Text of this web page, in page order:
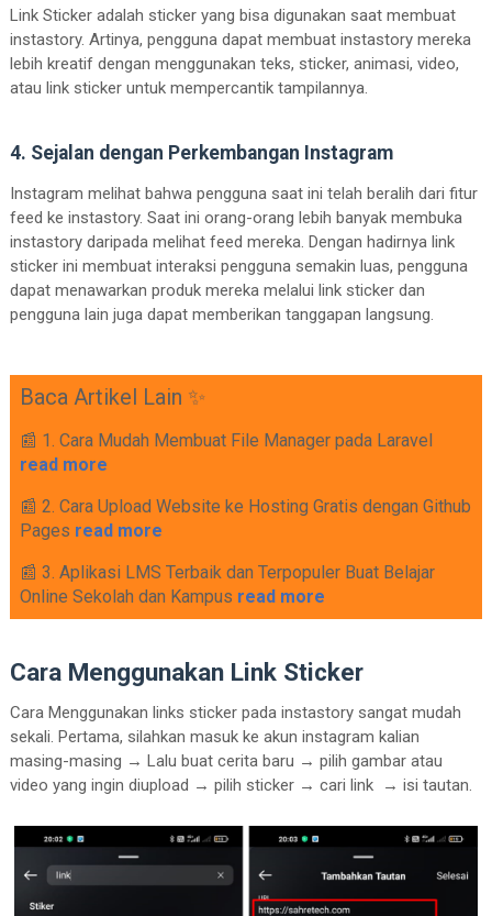
Link Sticker adalah sticker yang bisa digunakan saat membuat
instastory. Artinya, pengguna dapat membuat instastory mereka
lebih kreatif dengan menggunakan teks, sticker, animasi, video,
atau link sticker untuk mempercantik tampilannya.
4. Sejalan dengan Perkembangan Instagram
Instagram melihat bahwa pengguna saat ini telah beralih dari fitur
feed ke instastory. Saat ini orang-orang lebih banyak membuka
instastory daripada melihat feed mereka. Dengan hadirnya link
sticker ini membuat interaksi pengguna semakin luas, pengguna
dapat menawarkan produk mereka melalui link sticker dan
pengguna lain juga dapat memberikan tanggapan langsung.
Baca Artikel Lain ✨
📰 1. Cara Mudah Membuat File Manager pada Laravel
read more
📰 2. Cara Upload Website ke Hosting Gratis dengan Github
Pages read more
📰 3. Aplikasi LMS Terbaik dan Terpopuler Buat Belajar
Online Sekolah dan Kampus read more
Cara Menggunakan Link Sticker
Cara Menggunakan links sticker pada instastory sangat mudah
sekali. Pertama, silahkan masuk ke akun instagram kalian
masing-masing → Lalu buat cerita baru → pilih gambar atau
video yang ingin diupload → pilih sticker → cari link → isi tautan.